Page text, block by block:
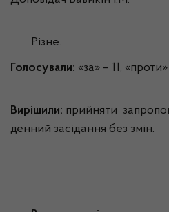
Різне.
Голосували: «за» – 11,
Вирішили: прийняти
денний засідання без змін.